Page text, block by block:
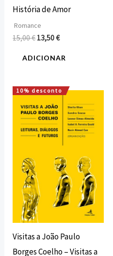
História de Amor
Romance
15,00€ 13,50€
ADICIONAR
10% desconto
Visitas a João Paulo
Borges Coelho – Visitas a
O
preço
original
era:
16,80 €.
O
preço
atual
15,12 €.